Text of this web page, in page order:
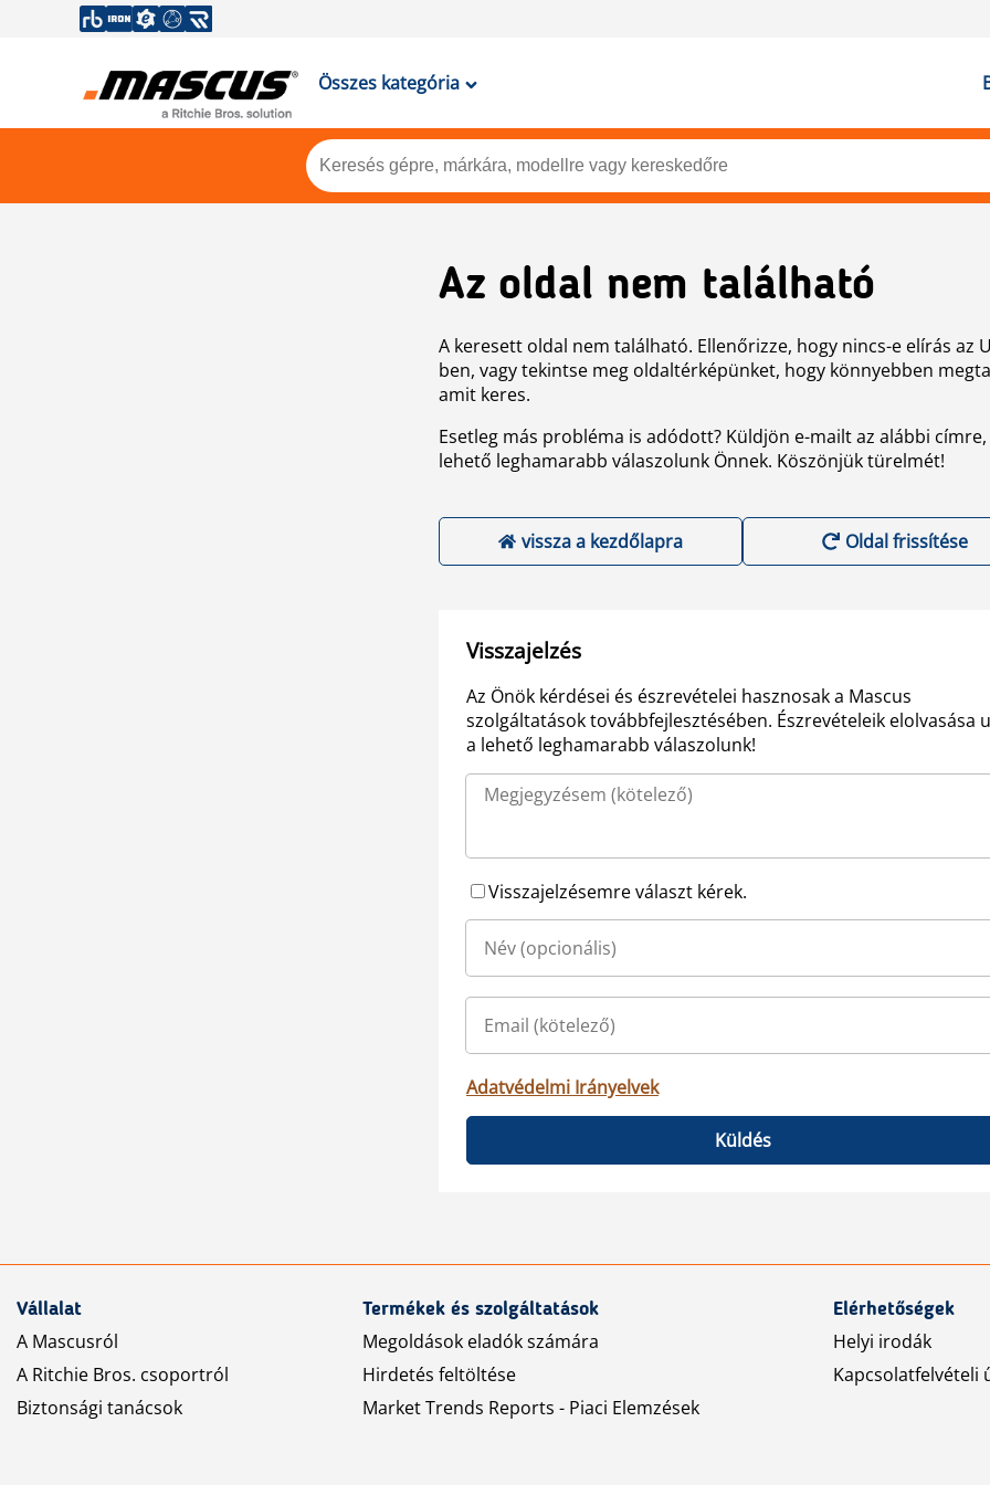
Összes kategória
Az oldal nem található
A keresett oldal nem található. Ellenőrizze, hogy nincs-e elírás az
ben, vagy tekintse meg oldaltérképünket, hogy könnyebben
amit keres.
Esetleg más probléma is adódott? Küldjön e-mailt az alábbi címre,
lehető leghamarabb válaszolunk Önnek. Köszönjük türelmét!
vissza a kezdőlapra Oldal frissítése
Visszajelzés
Az Önök kérdései és észrevételei hasznosak a Mascus
szolgáltatások továbbfejlesztésében. Észrevételeik elolvasása
a lehető leghamarabb válaszolunk!
Visszajelzésemre választ kérek.
Adatvédelmi Irányelvek
Küldés
Vállalat
A Mascusról
A Ritchie Bros. csoportról
Biztonsági tanácsok
Termékek és szolgáltatások
Megoldások eladók számára
Hirdetés feltöltése
Market Trends Reports - Piaci Elemzések
Elérhetőségek
Helyi irodák
Kapcsolatfelvételi